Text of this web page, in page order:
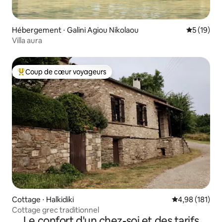
Hébergement ⋅ Galini Agiou Nikolaou
5 (19)
Villa aura
Coups de cœur voyageurs les plus appréciés
Coup de cœur voyageurs
Cottage ⋅ Halkidiki Évaluation
4,98 (181)
Cottage grec traditionnel